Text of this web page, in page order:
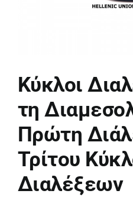
Κύκλοι
τη
Πρώτη
Τρίτου
Διαλέξεων